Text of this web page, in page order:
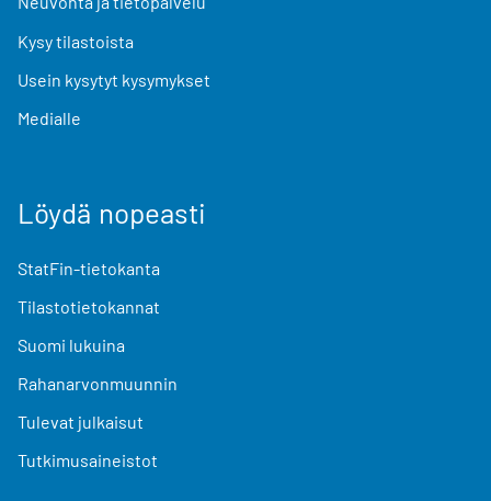
Kysy tilastoista
Usein kysytyt kysymykset
Medialle
Löydä nopeasti
StatFin-tietokanta
Tilastotietokannat
Suomi lukuina
Rahanarvonmuunnin
Tulevat julkaisut
Tutkimusaineistot